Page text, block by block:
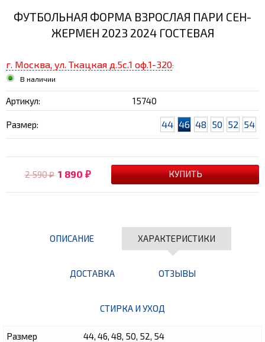
ФУТБОЛЬНАЯ ФОРМА ВЗРОСЛАЯ ПАРИ СЕН-
ЖЕРМЕН 2023 2024 ГОСТЕВАЯ
г. Москва, ул. Ткацкая д.5с.1 оф.1-320:
В наличии
Артикул: 15740
Размер: 44 46 48 50 52 54
2 590₽ 1 890₽
ОПИСАНИЕ ХАРАКТЕРИСТИКИ
ДОСТАВКА ОТЗЫВЫ
СТИРКА И УХОД
Размер 44, 46, 48, 50, 52, 54